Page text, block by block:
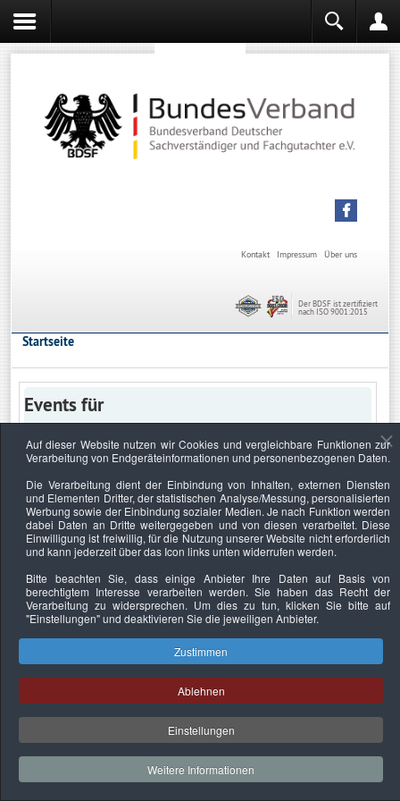
Über uns
Impressum
Kontakt
Der BDSF ist zertifiziert
nach ISO 9001:2015
Startseite
Events für
Keine Termine
Datenschutzerklärung Urheberrechtsnachweise Nachhaltigkeit
Copyright © 2026. Bundesverband Deutscher
Sachverständiger und Fachgutachter e.V..
Auf dieser Website nutzen wir Cookies und vergleichbare Funktionen zur
Verarbeitung von Endgeräteinformationen und personenbezogenen Daten.
Die Verarbeitung dient der Einbindung von Inhalten, externen Diensten
und Elementen Dritter, der statistischen Analyse/Messung, personalisierten
Werbung sowie der Einbindung sozialer Medien. Je nach Funktion werden
dabei Daten an Dritte weitergegeben und von diesen verarbeitet. Diese
Einwilligung ist freiwillig, für die Nutzung unserer Website nicht erforderlich
und kann jederzeit über das Icon links unten widerrufen werden.
Bitte beachten Sie, dass einige Anbieter Ihre Daten auf Basis von
berechtigtem Interesse verarbeiten werden. Sie haben das Recht der
Verarbeitung zu widersprechen. Um dies zu tun, klicken Sie bitte auf
"Einstellungen"und deaktivieren Sie die jeweiligen Anbieter.
Zustimmen
Ablehnen
Einstellungen
Weitere Informationen